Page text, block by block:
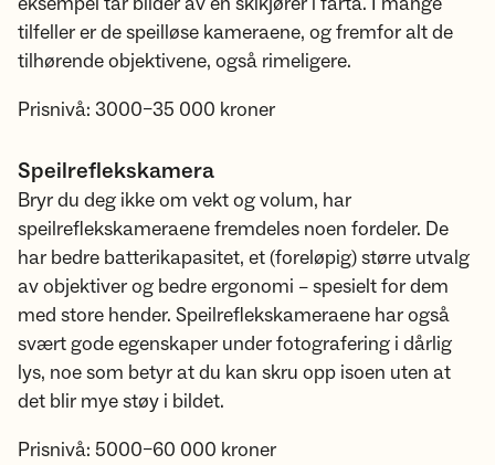
tilfeller er de speilløse kameraene, og fremfor alt de
tilhørende objektivene, også rimeligere.
Prisnivå: 3000–35 000 kroner
Speilreflekskamera
Bryr du deg ikke om vekt og volum, har
speilreflekskameraene fremdeles noen fordeler. De
har bedre batterikapasitet, et (foreløpig) større utvalg
av objektiver og bedre ergonomi – spesielt for dem
med store hender. Speilreflekskameraene har også
svært gode egenskaper under fotografering i dårlig
lys, noe som betyr at du kan skru opp isoen uten at
det blir mye støy i bildet.
Prisnivå: 5000–60 000 kroner